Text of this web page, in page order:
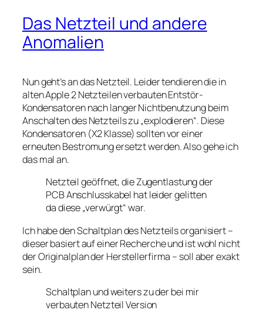
Das Netzteil und andere
Anomalien
Nun geht’s an das Netzteil. Leider tendieren die in
alten Apple 2 Netzteilen verbauten Entstör-
Kondensatoren nach langer Nichtbenutzung beim
Anschalten des Netzteils zu „explodieren“. Diese
Kondensatoren (X2 Klasse) sollten vor einer
erneuten Bestromung ersetzt werden. Also gehe ich
das mal an.
Netzteil geöffnet, die Zugentlastung der
PCB Anschlusskabel hat leider gelitten
da diese „verwürgt“ war.
Ich habe den Schaltplan des Netzteils organisiert –
dieser basiert auf einer Recherche und ist wohl nicht
der Originalplan der Herstellerfirma – soll aber exakt
sein.
Schaltplan und weiters zu der bei mir
verbauten Netzteil Version